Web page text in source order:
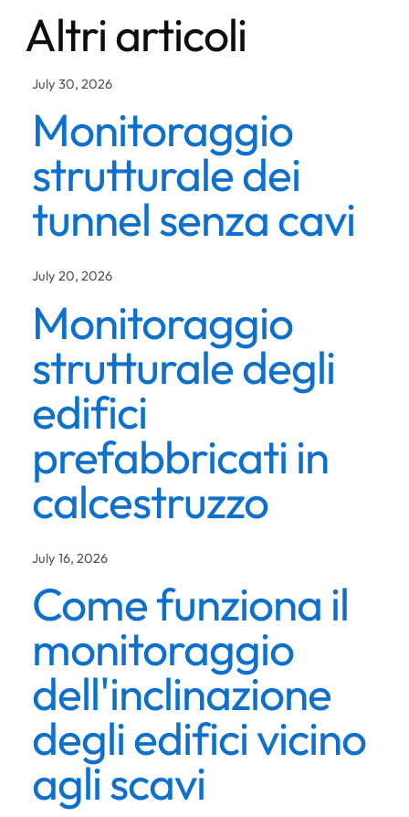
Altri articoli
July 30, 2026
Monitoraggio
strutturale dei
tunnel senza cavi
July 20, 2026
Monitoraggio
strutturale degli
edifici
prefabbricati in
calcestruzzo
July 16, 2026
Come funziona il
monitoraggio
dell'inclinazione
degli edifici vicino
agli scavi